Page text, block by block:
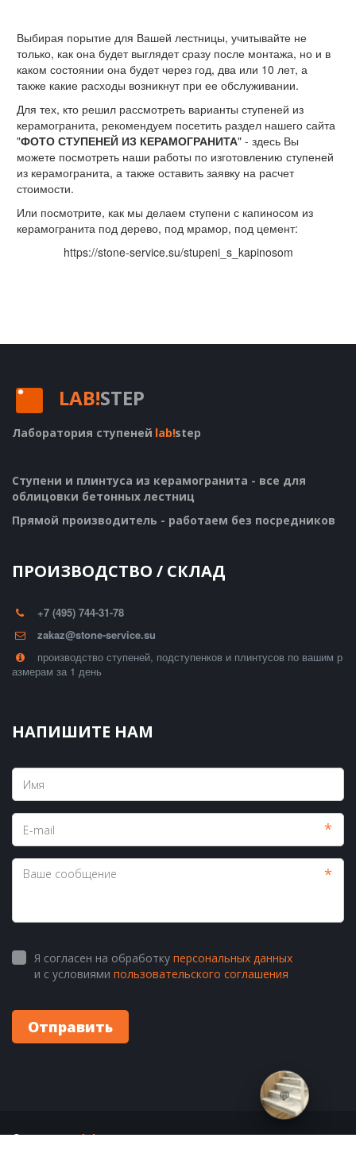
💬
Выбирая порытие для Вашей лестницы, учитывайте не
только, как она будет выглядет сразу после монтажа, но и в
каком состоянии она будет через год, два или 10 лет, а
также какие расходы возникнут при ее обслуживании.
Для тех, кто решил рассмотреть варианты ступеней из
керамогранита, рекомендуем посетить раздел нашего сайта
"ФОТО СТУПЕНЕЙ ИЗ КЕРАМОГРАНИТА" - здесь Вы
можете посмотреть наши работы по изготовлению ступеней
из керамогранита, а также оставить заявку на расчет
стоимости.
Или посмотрите, как мы делаем ступени с капиносом из
керамогранита под дерево, под мрамор, под цемент:
https://stone-service.su/stupeni_s_kapinosom
LAB!STEP
Лаборатория ступеней lab!step
Ступени и плинтуса из керамогранита - все для
облицовки бетонных лестниц
Прямой производитель - работаем без посредников
ПРОИЗВОДСТВО / СКЛАД
+7 (495) 744-31-78
zakaz@stone-service.su
производство ступеней, подступенков и плинтусов по вашим р
азмерам за 1 день
НАПИШИТЕ НАМ
*
*
Я согласен на обработку персональных данных
и с условиями пользовательского соглашения
Отправить
© 2010-2025 lab!step